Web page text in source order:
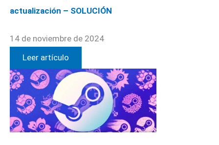
actualización – SOLUCIÓN
14 de noviembre de 2024
Leer artículo